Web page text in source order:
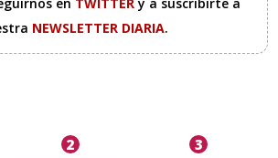
NEWSLETTER DIARIA.
2 3